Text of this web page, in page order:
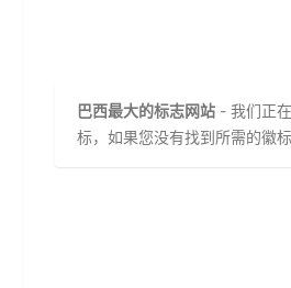
巴西最大的标志网站 - 我们正
标，如果您没有找到所需的徽